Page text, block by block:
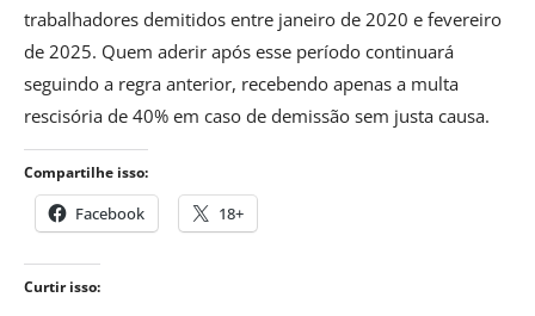
trabalhadores demitidos entre janeiro de 2020 e fevereiro
de 2025. Quem aderir após esse período continuará
seguindo a regra anterior, recebendo apenas a multa
rescisória de 40% em caso de demissão sem justa causa.
Compartilhe isso:
Facebook 18+
Curtir isso: